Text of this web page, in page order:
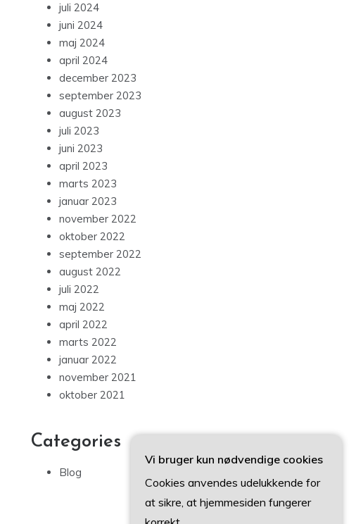
juli 2024
juni 2024
maj 2024
april 2024
december 2023
september 2023
august 2023
juli 2023
juni 2023
april 2023
marts 2023
januar 2023
november 2022
oktober 2022
september 2022
august 2022
juli 2022
maj 2022
april 2022
marts 2022
januar 2022
november 2021
oktober 2021
Categories
Blog
Vi bruger kun nødvendige cookies
Cookies anvendes udelukkende for
at sikre, at hjemmesiden fungerer